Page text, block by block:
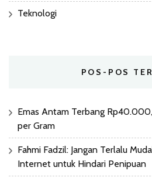
Teknologi
POS-POS
Emas Antam Terbang
per Gram
Fahmi Fadzil: Jangan Terlalu
Internet untuk Hindari Penipuan